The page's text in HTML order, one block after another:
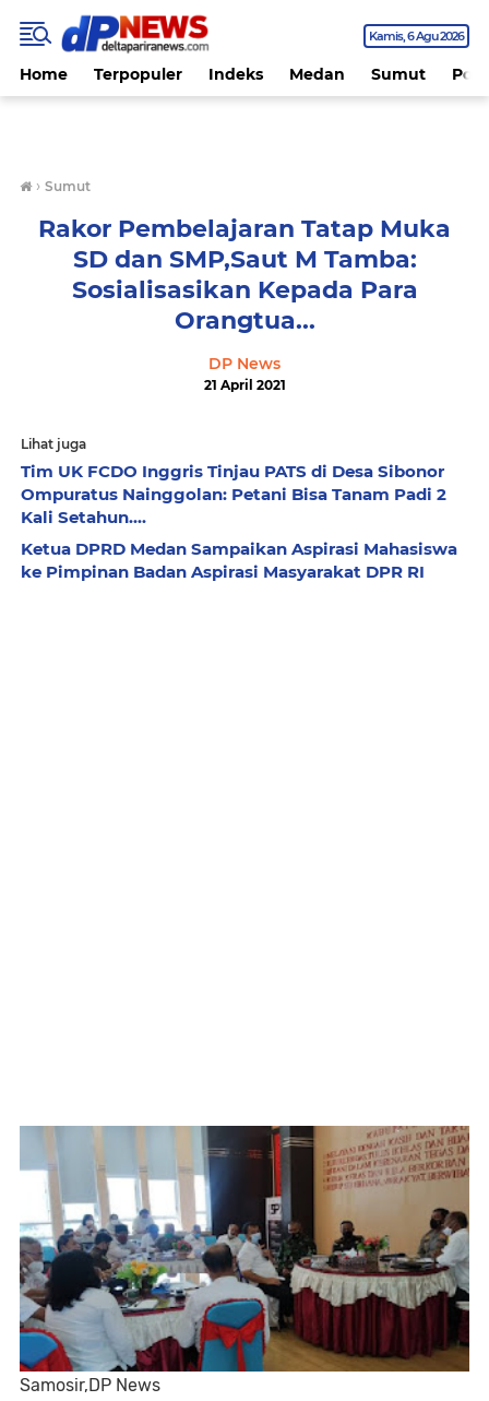
Kamis 6 Agu 2026
Home Terpopuler Indeks Medan Sumut
› Sumut
Rakor Pembelajaran Tatap Muka
SD dan SMP,Saut M Tamba:
Sosialisasikan Kepada Para
Orangtua...
DP News
21 April 2021
Lihat juga
Tim UK FCDO Inggris Tinjau PATS di Desa Sibonor
Ompuratus Nainggolan: Petani Bisa Tanam Padi 2
Kali Setahun....
Ketua DPRD Medan Sampaikan Aspirasi Mahasiswa
ke Pimpinan Badan Aspirasi Masyarakat DPR RI
Samosir,DP News